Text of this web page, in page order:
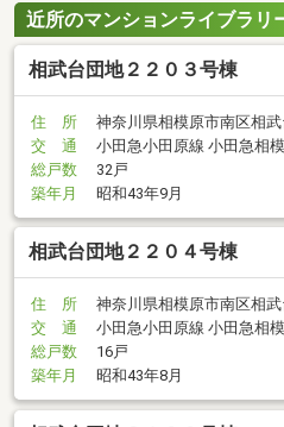
近所のマンションライブラリ
相武台団地２２０３号棟
住 所
神奈川県相模原市南区相
交 通
小田急小田原線 小田急相
総戸数
32戸
築年月
昭和43年9月
相武台団地２２０４号棟
住 所
神奈川県相模原市南区相
交 通
小田急小田原線 小田急相
総戸数
16戸
築年月
昭和43年8月